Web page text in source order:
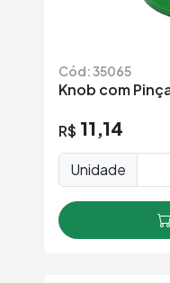
Cód: 35065
Knob com
R$ 11,14
Unidade